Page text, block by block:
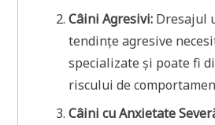
Câini Agresivi: Dresajul
tendințe agresive
specializate și poate fi
riscului de
Câini cu Anxietate